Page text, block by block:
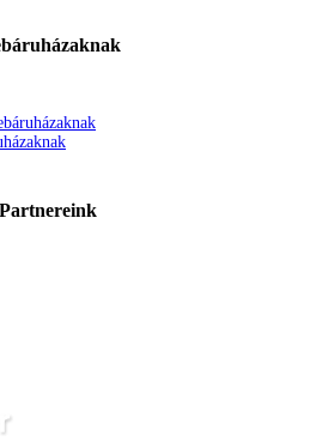
Partnereink